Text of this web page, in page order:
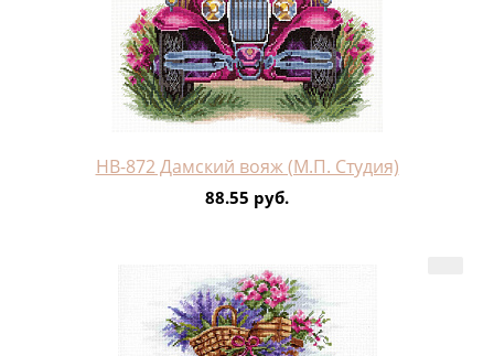
НВ-872 Дамский вояж (М.П. Студия)
88.55 руб.